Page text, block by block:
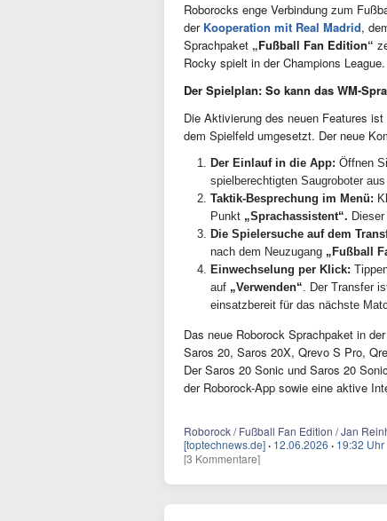
Roborocks enge Verbindung zum
der Kooperation mit Real Madrid,
Sprachpaket „Fußball Fan Edition“
Rocky spielt in der Champions League.
Der Spielplan: So kann das WM-
Die Aktivierung des neuen Features
dem Spielfeld umgesetzt. Der neue
Der Einlauf in die App: Öffnen
spielberechtigten Saugroboter
Taktik-Besprechung im Menü:
Punkt „Sprachassistent“.
Die Spielersuche auf dem
nach dem Neuzugang „ Fußball
Einwechselung per Klick:
auf „Verwenden“. Der Transfer
einsatzbereit für das nächste
Das neue Roborock Sprachpaket in der
Saros 20, Saros 20X, Qrevo S Pro,
Der Saros 20 Sonic und Saros 20
der Roborock-App sowie eine aktive
Roborock / Fußball Fan Edition / Jan
[toptechnews.de] · 12.06.2026 · 19:32 Uhr
[3 Kommentare]